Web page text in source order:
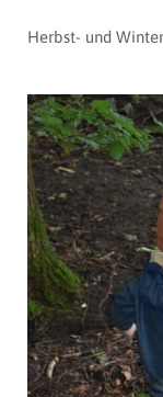
Herbst- und